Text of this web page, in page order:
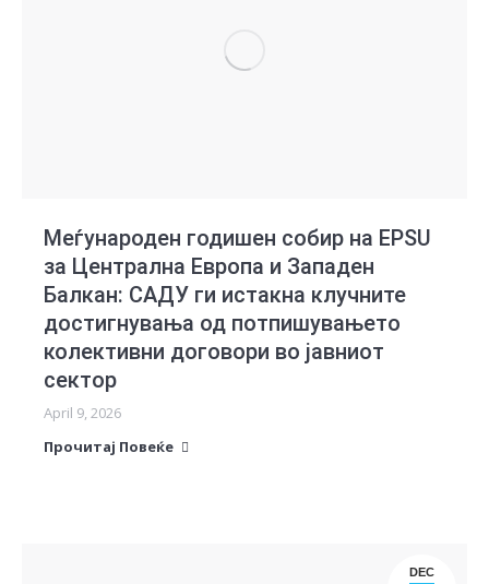
Меѓународен годишен собир на EPSU
за Централна Европа и Западен
Балкан: САДУ ги истакна клучните
достигнувања од потпишувањето
колективни договори во јавниот
сектор
April 9, 2026
Прочитај Повеќе
DEC